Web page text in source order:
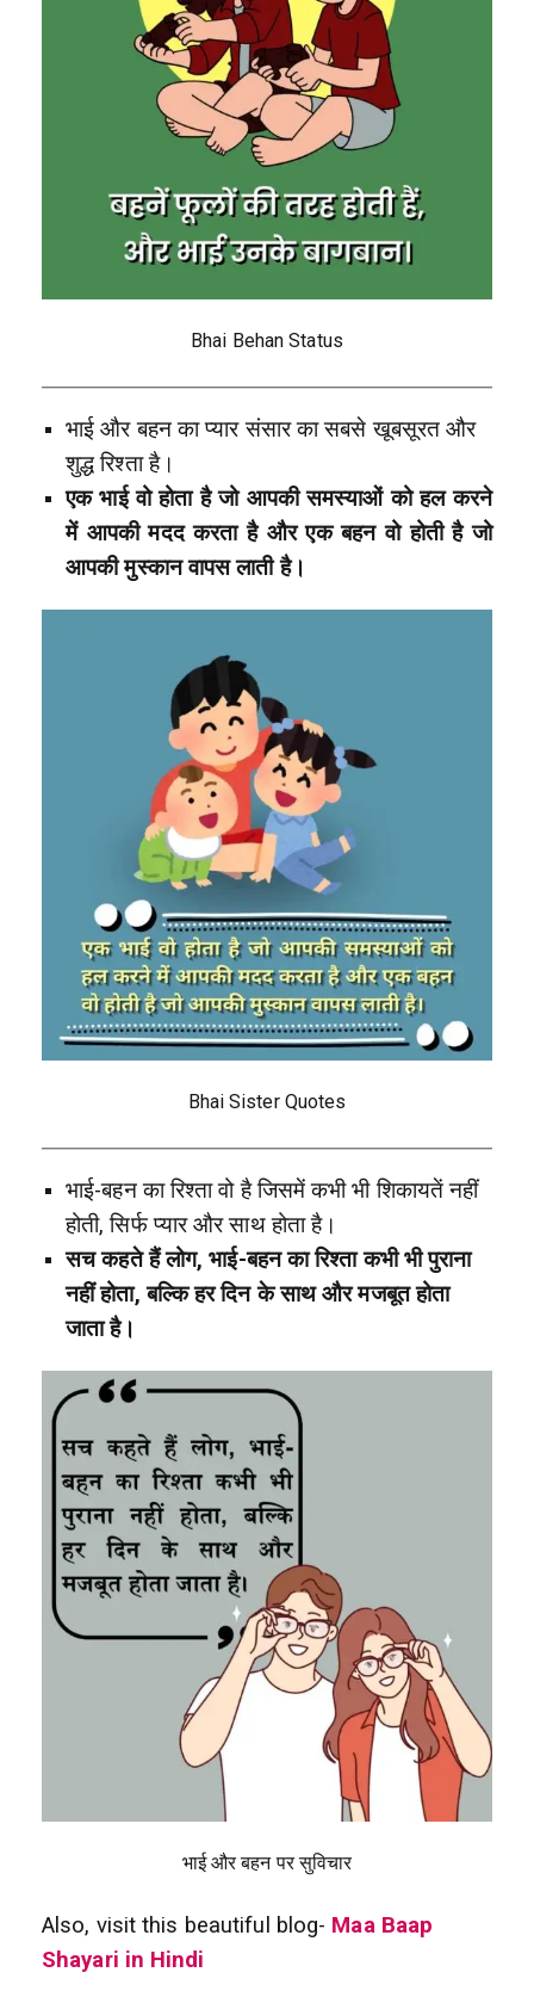
Bhai Behan Status
भाई और बहन का प्यार संसार का सबसे खूबसूरत और
शुद्ध रिश्ता है।
एक भाई वो होता है जो आपकी समस्याओं को हल करने
में आपकी मदद करता है और एक बहन वो होती है जो
आपकी मुस्कान वापस लाती है।
Bhai Sister Quotes
भाई-बहन का रिश्ता वो है जिसमें कभी भी शिकायतें नहीं
होती, सिर्फ प्यार और साथ होता है।
सच कहते हैं लोग, भाई-बहन का रिश्ता कभी भी पुराना
नहीं होता, बल्कि हर दिन के साथ और मजबूत होता
जाता है।
भाई और बहन पर सुविचार
Also, visit this beautiful blog- Maa Baap
Shayari in Hindi